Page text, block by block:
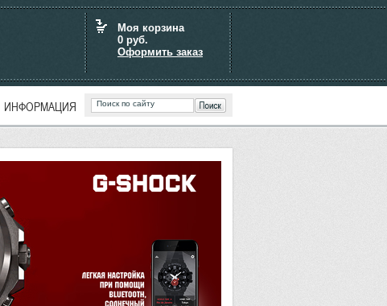
Моя корзина
0 руб.
Оформить заказ
ИНФОРМАЦИЯ